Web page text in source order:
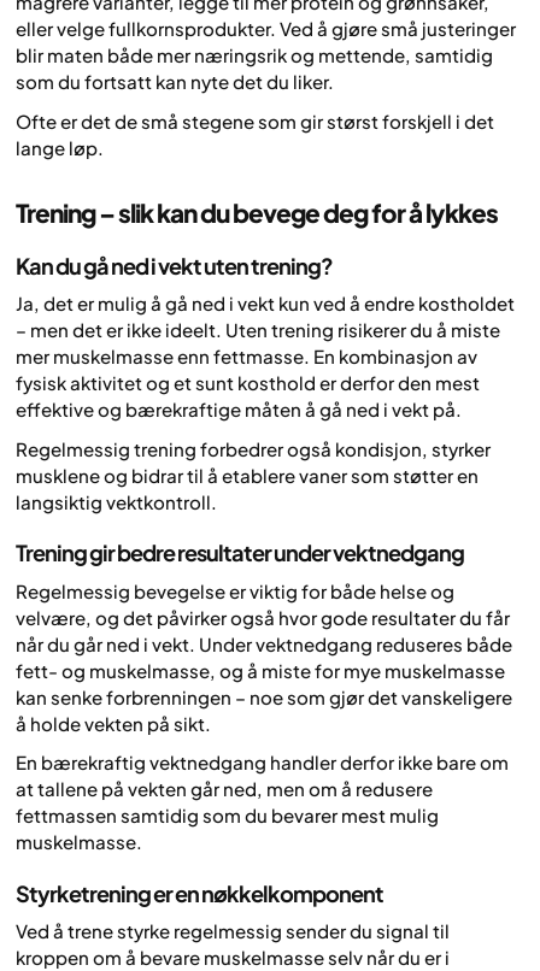
eller velge fullkornsprodukter. Ved å gjøre små justeringer
blir maten både mer næringsrik og mettende, samtidig
som du fortsatt kan nyte det du liker.
Ofte er det de små stegene som gir størst forskjell i det
lange løp.
Trening – slik kan du bevege deg for å lykkes
Kan du gå ned i vekt uten trening?
Ja, det er mulig å gå ned i vekt kun ved å endre kostholdet
– men det er ikke ideelt. Uten trening risikerer du å miste
mer muskelmasse enn fettmasse. En kombinasjon av
fysisk aktivitet og et sunt kosthold er derfor den mest
effektive og bærekraftige måten å gå ned i vekt på.
Regelmessig trening forbedrer også kondisjon, styrker
musklene og bidrar til å etablere vaner som støtter en
langsiktig vektkontroll.
Trening gir bedre resultater under vektnedgang
Regelmessig bevegelse er viktig for både helse og
velvære, og det påvirker også hvor gode resultater du får
når du går ned i vekt. Under vektnedgang reduseres både
fett- og muskelmasse, og å miste for mye muskelmasse
kan senke forbrenningen – noe som gjør det vanskeligere
å holde vekten på sikt.
En bærekraftig vektnedgang handler derfor ikke bare om
at tallene på vekten går ned, men om å redusere
fettmassen samtidig som du bevarer mest mulig
muskelmasse.
Styrketrening er en nøkkelkomponent
Ved å trene styrke regelmessig sender du signal til
kroppen om å bevare muskelmasse selv når du er i